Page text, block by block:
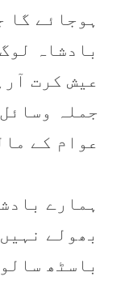
ہوجائے گا
بادشاہ
عیش کرت
جملہ
عوام کے
ہمارے
بھولے
باسٹھ